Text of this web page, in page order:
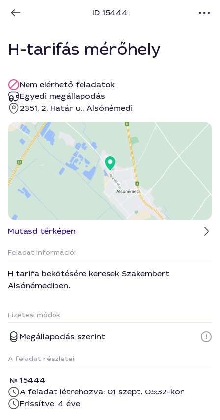
ID 15444
H-tarifás mérőhely
Nem elérhető feladatok
Egyedi megállapodás
2351, 2, Határ u., Alsónémedi
Mutasd térképen
Feladat információi
H tarifa bekötésére keresek Szakembert
Alsónémediben.
Fizetési módok
Megállapodás szerint
A feladat részletei
15444
A feladat létrehozva: 01 szept. 05:32-kor
Frissítve: 4 éve